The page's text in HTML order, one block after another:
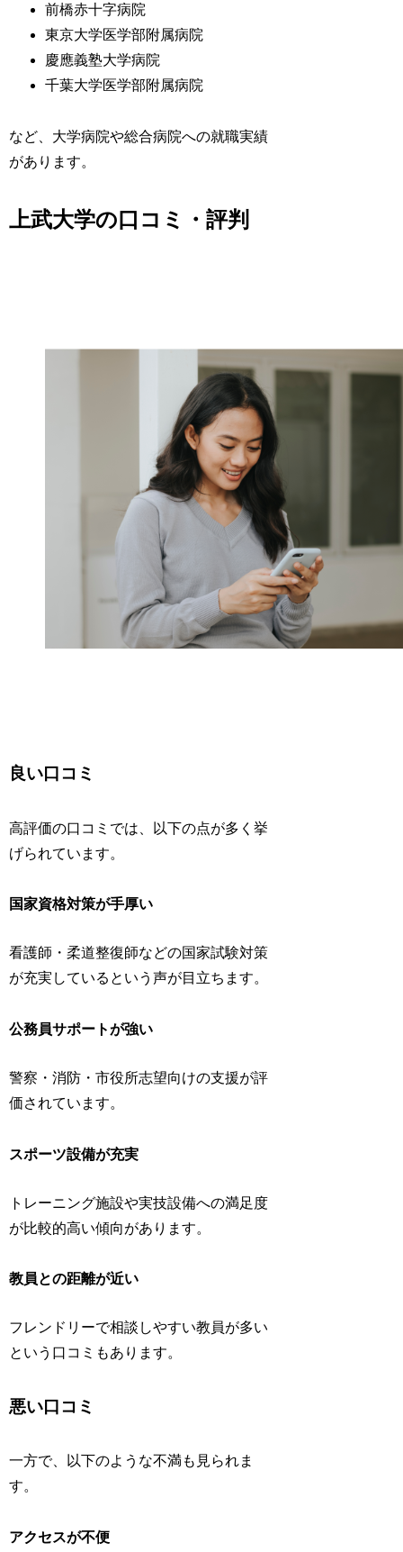
前橋赤十字病院
東京大学医学部附属病院
慶應義塾大学病院
千葉大学医学部附属病院
など、大学病院や総合病院への就職実績
があります。
上武大学の口コミ・評判
良い口コミ
高評価の口コミでは、以下の点が多く挙
げられています。
国家資格対策が手厚い
看護師・柔道整復師などの国家試験対策
が充実しているという声が目立ちます。
公務員サポートが強い
警察・消防・市役所志望向けの支援が評
価されています。
スポーツ設備が充実
トレーニング施設や実技設備への満足度
が比較的高い傾向があります。
教員との距離が近い
フレンドリーで相談しやすい教員が多い
という口コミもあります。
悪い口コミ
一方で、以下のような不満も見られま
す。
アクセスが不便